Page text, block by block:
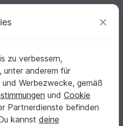
einloggen Kostenlos registrieren
Seelenwärmer
XS bis 4XL
Left Strickanleitung
zu verbessern,
unter anderem für
Werbezwecke, gemäß
und Cookie
Partnerdienste befinden
kannst deine